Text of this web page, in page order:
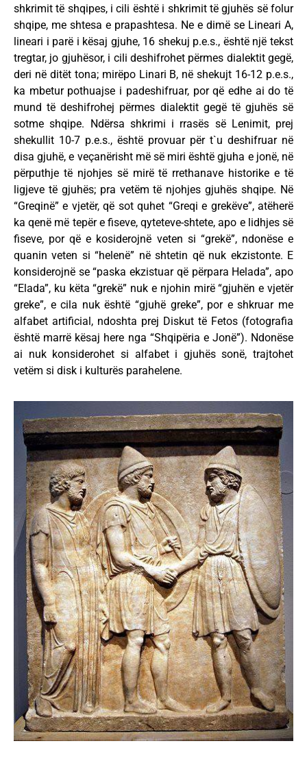
shkrimit të shqipes, i cili është i shkrimit të gjuhës së folur
shqipe, me shtesa e prapashtesa. Ne e dimë se Lineari A,
lineari i parë i kësaj gjuhe, 16 shekuj p.e.s., është një tekst
tregtar, jo gjuhësor, i cili deshifrohet përmes dialektit gegë,
deri në ditët tona; mirëpo Linari B, në shekujt 16-12 p.e.s.,
ka mbetur pothuajse i padeshifruar, por që edhe ai do të
mund të deshifrohej përmes dialektit gegë të gjuhës së
sotme shqipe. Ndërsa shkrimi i rrasës së Lenimit, prej
shekullit 10-7 p.e.s., është provuar për t`u deshifruar në
disa gjuhë, e veçanërisht më së miri është gjuha e jonë, në
përputhje të njohjes së mirë të rrethanave historike e të
ligjeve të gjuhës; pra vetëm të njohjes gjuhës shqipe. Në
“Greqinë” e vjetër, që sot quhet “Greqi e grekëve”, atëherë
ka qenë më tepër e fiseve, qyteteve-shtete, apo e lidhjes së
fiseve, por që e kosiderojnë veten si “grekë”, ndonëse e
quanin veten si “helenë” në shtetin që nuk ekzistonte. E
konsiderojnë se “paska ekzistuar që përpara Helada”, apo
“Elada”, ku këta “grekë” nuk e njohin mirë “gjuhën e vjetër
greke”, e cila nuk është “gjuhë greke”, por e shkruar me
alfabet artificial, ndoshta prej Diskut të Fetos (fotografia
është marrë kësaj here nga “Shqipëria e Jonë”). Ndonëse
ai nuk konsiderohet si alfabet i gjuhës sonë, trajtohet
vetëm si disk i kulturës parahelene.